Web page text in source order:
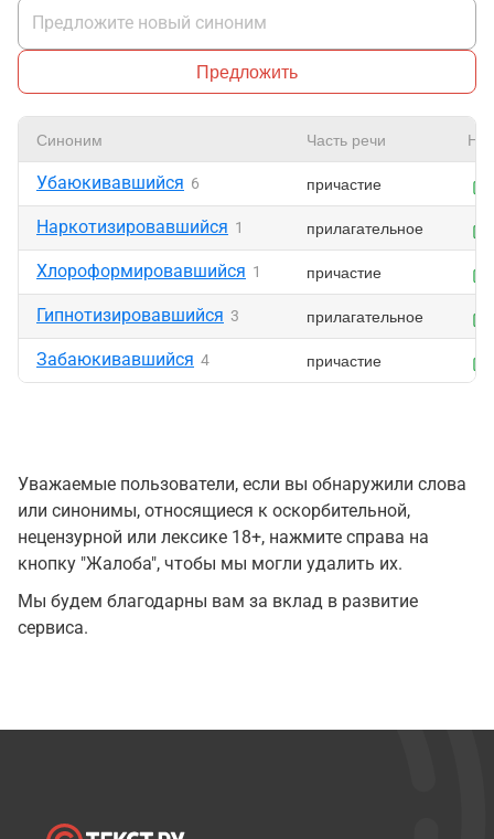
Предложить
Синоним Часть речи
Убаюкивавшийся 6 причастие
Наркотизировавшийся 1 прилагательное
Хлороформировавшийся 1 причастие
Гипнотизировавшийся 3 прилагательное
Забаюкивавшийся 4 причастие
Уважаемые пользователи, если вы обнаружили слова
или синонимы, относящиеся к оскорбительной,
нецензурной или лексике 18+, нажмите справа на
кнопку "Жалоба", чтобы мы могли удалить их.
Мы будем благодарны вам за вклад в развитие
сервиса.